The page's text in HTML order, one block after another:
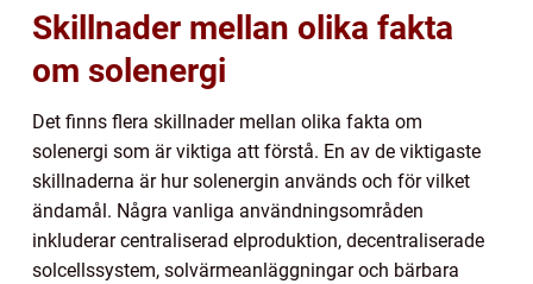
Skillnader mellan olika fakta
om solenergi
Det finns flera skillnader mellan olika fakta om
solenergi som är viktiga att förstå. En av de viktigaste
skillnaderna är hur solenergin används och för vilket
ändamål. Några vanliga användningsområden
inkluderar centraliserad elproduktion, decentraliserade
solcellssystem, solvärmeanläggningar och bärbara